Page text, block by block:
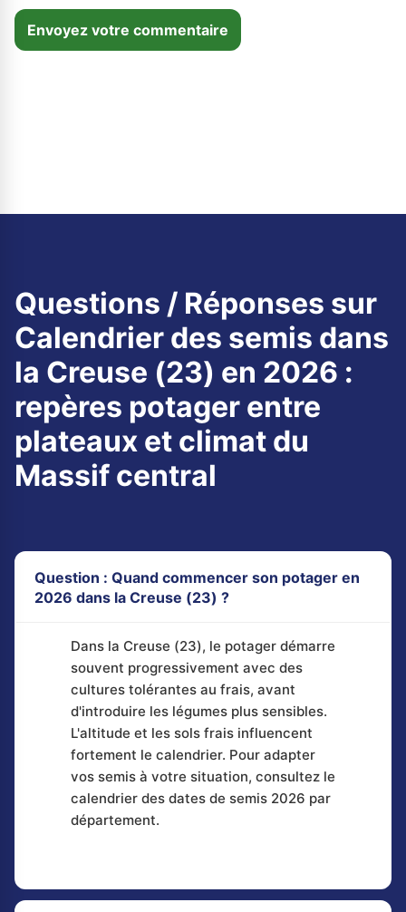
Envoyez votre commentaire
Questions / Réponses sur
Calendrier des semis dans
la Creuse (23) en 2026 :
repères potager entre
plateaux et climat du
Massif central
Question : Quand commencer son potager en
2026 dans la Creuse (23) ?
Dans la Creuse (23), le potager démarre
souvent progressivement avec des
cultures tolérantes au frais, avant
d'introduire les légumes plus sensibles.
L'altitude et les sols frais influencent
fortement le calendrier. Pour adapter
vos semis à votre situation, consultez le
calendrier des dates de semis 2026 par
département.